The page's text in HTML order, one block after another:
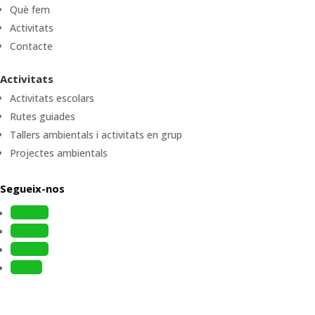
Què fem
Activitats
Contacte
Activitats
Activitats escolars
Rutes guiades
Tallers ambientals i activitats en grup
Projectes ambientals
Segueix-nos
Follow
Follow
Follow
Follow